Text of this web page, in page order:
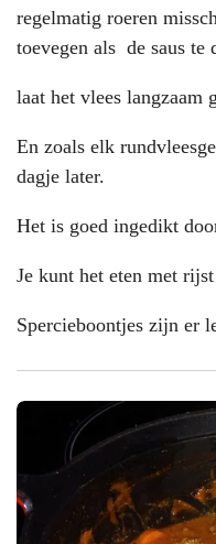
regelmatig roeren
toevegen als de saus te
laat het vlees langzaam
En zoals elk
dagje later.
Het is goed ingedikt
Je kunt het eten met
Spercieboontjes zijn er